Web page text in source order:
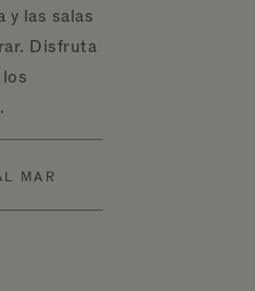
y las salas
Disfruta
MAR